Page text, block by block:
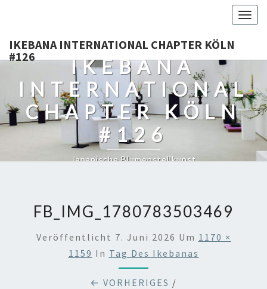
IKEBANA INTERNATIONAL CHAPTER KÖLN
#126
IKEBANA
INTERNATIONAL
CHAPTER KÖLN
#126
Japanische Blumenstellkunst
FB_IMG_1780783503469
Veröffentlicht 7. Juni 2026 Um 1170 ×
1159 In Tag Des Ikebanas
← VORHERIGES /